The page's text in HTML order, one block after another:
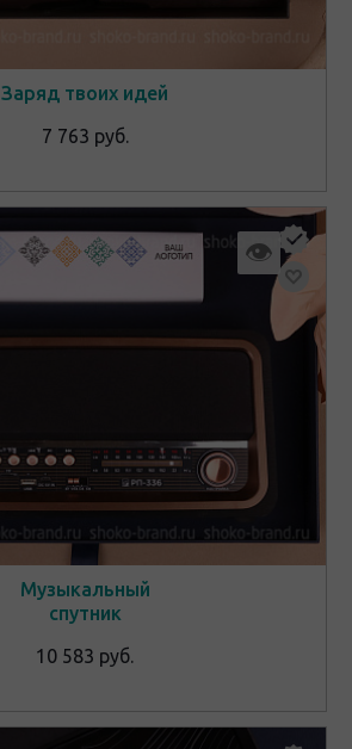
Заряд твоих идей
7 763 руб.
👁
Музыкальный
спутник
10 583 руб.